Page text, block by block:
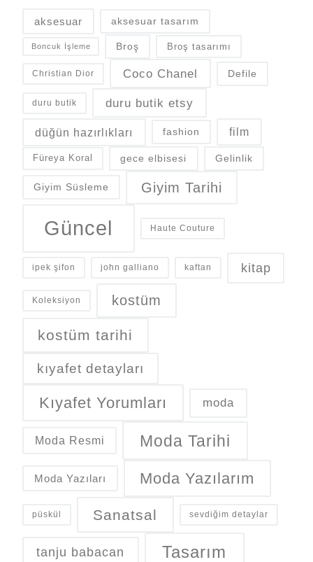
aksesuar aksesuar tasarım
Boncuk İşleme Broş Broş tasarımı
Christian Dior Coco Chanel Defile
duru butik duru butik etsy
düğün hazırlıkları fashion film
Füreya Koral gece elbisesi Gelinlik
Giyim Süsleme Giyim Tarihi
Güncel Haute Couture
ipek şifon john galliano kaftan kitap
Koleksiyon kostüm
kostüm tarihi
kıyafet detayları
Kıyafet Yorumları moda
Moda Resmi Moda Tarihi
Moda Yazıları Moda Yazılarım
püskül Sanatsal sevdiğim detaylar
tanju babacan Tasarım